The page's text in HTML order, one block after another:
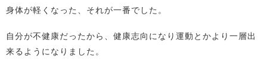
身体が軽くなった、それが一番でした。
自分が不健康だったから、健康志向になり運動とかより一層出
来るようになりました。